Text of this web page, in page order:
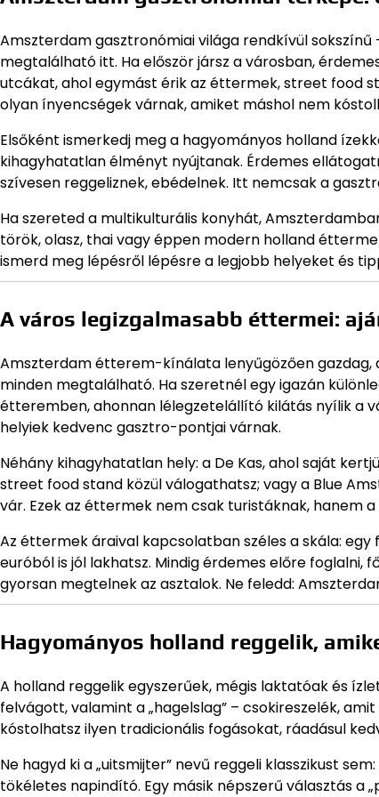
Amszterdam gasztronómiai világa rendkívül
megtalálható itt. Ha először jársz a városban,
utcákat, ahol egymást érik az éttermek, street food
olyan ínyencségek várnak, amiket máshol nem
Elsőként ismerkedj meg a hagyományos holland
kihagyhatatlan élményt nyújtanak. Érdemes
szívesen reggeliznek, ebédelnek. Itt nemcsak a
Ha szereted a multikulturális konyhát,
török, olasz, thai vagy éppen modern holland
ismerd meg lépésről lépésre a legjobb helyeket és
A város legizgalmasabb éttermei:
Amszterdam étterem-kínálata lenyűgözően
minden megtalálható. Ha szeretnél egy igazán
étteremben, ahonnan lélegzetelállító kilátás nyílik a
helyiek kedvenc gasztro-pontjai várnak.
Néhány kihagyhatatlan hely: a De Kas, ahol saját
street food stand közül válogathatsz; vagy a Blue
vár. Ezek az éttermek nem csak turistáknak, hanem
Az éttermek áraival kapcsolatban széles a skála:
euróból is jól lakhatsz. Mindig érdemes előre
gyorsan megtelnek az asztalok. Ne feledd:
Hagyományos holland reggelik,
A holland reggelik egyszerűek, mégis laktatóak és
felvágott, valamint a „hagelslag” – csokireszelék,
kóstolhatsz ilyen tradicionális fogásokat, ráadásul
Ne hagyd ki a „uitsmijter” nevű reggeli klasszikust
tökéletes napindító. Egy másik népszerű választás a